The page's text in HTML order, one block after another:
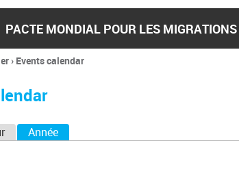
PACTE MONDIAL POUR LES MIGRATIONS
› Events calendar
Année